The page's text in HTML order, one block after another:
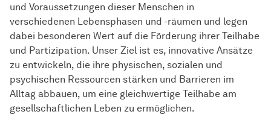
und Voraussetzungen dieser Menschen in
verschiedenen Lebensphasen und -räumen und legen
dabei besonderen Wert auf die Förderung ihrer Teilhabe
und Partizipation. Unser Ziel ist es, innovative Ansätze
zu entwickeln, die ihre physischen, sozialen und
psychischen Ressourcen stärken und Barrieren im
Alltag abbauen, um eine gleichwertige Teilhabe am
gesellschaftlichen Leben zu ermöglichen.